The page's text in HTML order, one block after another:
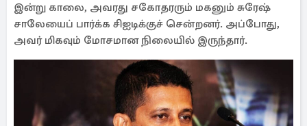
இன்று காலை, அவரது சகோதரரும் மகனும் சுரேஷ்
சாலேயைப் பார்க்க சிஐடிக்குச் சென்றனர். அப்போது, ​​
அவர் மிகவும் மோசமான நிலையில் இருந்தார்.